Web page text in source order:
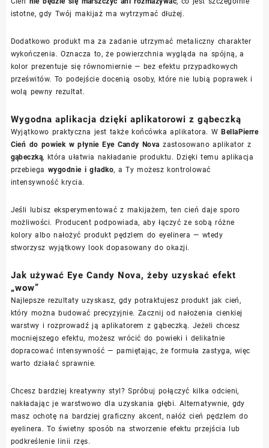
istotne, gdy Twój makijaż ma wytrzymać dłużej.
Dodatkowo produkt ma za zadanie utrzymać metaliczny charakter
wykończenia. Oznacza to, że powierzchnia wygląda na spójną, a
kolor prezentuje się równomiernie — bez efektu przypadkowych
prześwitów. To podejście docenią osoby, które nie lubią poprawek i
wolą pewny rezultat.
Wygodna aplikacja dzięki aplikatorowi z gąbeczką
Wyjątkowo praktyczna jest także końcówka aplikatora. WBellaPierre
Cień do powiek w płynie Eye Candy Nova zastosowano aplikator z
gąbeczką, która ułatwia nakładanie produktu. Dzięki temu aplikacja
przebiega wygodnie i gładko, a Ty możesz kontrolować
intensywność krycia.
Jeśli lubisz eksperymentować z makijażem, ten cień daje sporo
możliwości. Producent podpowiada, aby łączyć ze sobą różne
kolory albo nałożyć produkt pędzlem do eyelinera — wtedy
stworzysz wyjątkowy look dopasowany do okazji.
Jak używać Eye Candy Nova, żeby uzyskać efekt
„wow”
Najlepsze rezultaty uzyskasz, gdy potraktujesz produkt jak cień,
który można budować precyzyjnie. Zacznij od nałożenia cienkiej
warstwy i rozprowadź ją aplikatorem z gąbeczką. Jeżeli chcesz
mocniejszego efektu, możesz wrócić do powieki i delikatnie
dopracować intensywność — pamiętając, że formuła zastyga, więc
warto działać sprawnie.
Chcesz bardziej kreatywny styl? Spróbuj połączyć kilka odcieni,
nakładając je warstwowo dla uzyskania głębi. Alternatywnie, gdy
masz ochotę na bardziej graficzny akcent, nałóż cień pędzlem do
eyelinera. To świetny sposób na stworzenie efektu przejścia lub
podkreślenie linii rzęs.